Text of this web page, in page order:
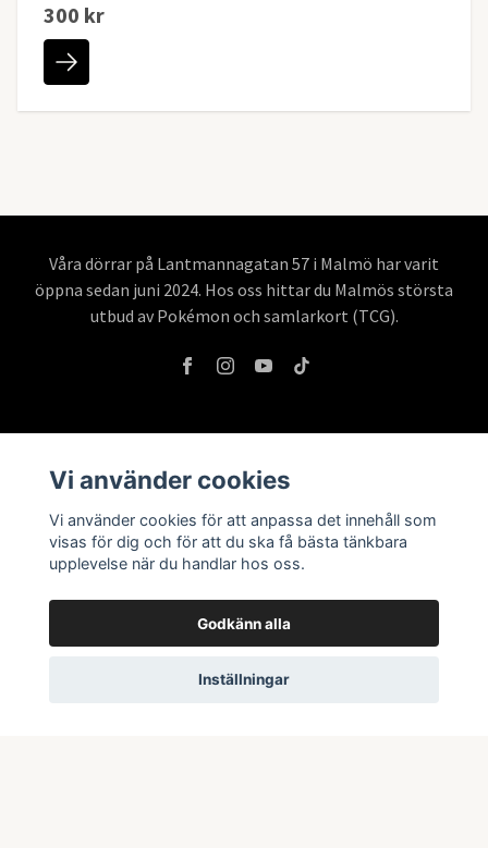
300 kr
Våra dörrar på Lantmannagatan 57 i Malmö har varit
öppna sedan juni 2024. Hos oss hittar du Malmös största
utbud av Pokémon och samlarkort (TCG).
Kontakta oss
Köpvillkor
Prenumerera på vårt nyhetsbrev
Vi använder cookies
Vi använder cookies för att anpassa det innehåll som
visas för dig och för att du ska få bästa tänkbara
upplevelse när du handlar hos oss.
Godkänn alla
Inställningar